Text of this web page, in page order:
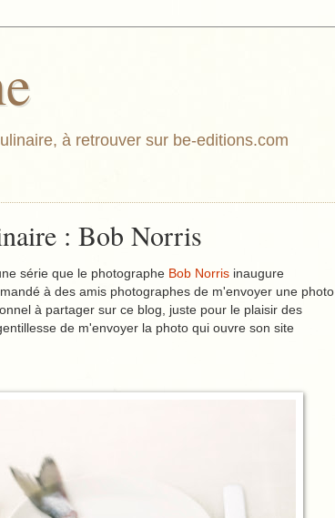
à retrouver sur be-editions.com
: Bob Norris
série que le photographe Bob Norris inaugure
à des amis photographes de m'envoyer une photo
à partager sur ce blog, juste pour le plaisir des
de m'envoyer la photo qui ouvre son site